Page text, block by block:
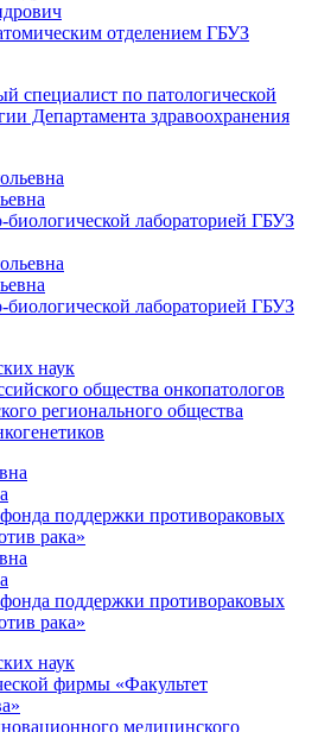
отделением ГБУЗ
специалист по патологической
Департамента здравоохранения
лабораторией ГБУЗ
лабораторией ГБУЗ
наук
общества онкопатологов
регионального общества
поддержки противораковых
рака»
поддержки противораковых
рака»
наук
фирмы «Факультет
медицинского